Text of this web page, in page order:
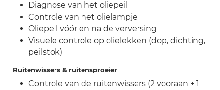
Diagnose van het oliepeil
Controle van het olielampje
Oliepeil vóór en na de verversing
Visuele controle op olielekken (dop, dichting,
peilstok)
Ruitenwissers & ruitensproeier
Controle van de ruitenwissers (2 vooraan + 1